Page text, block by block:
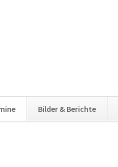
Bilder & Berichte